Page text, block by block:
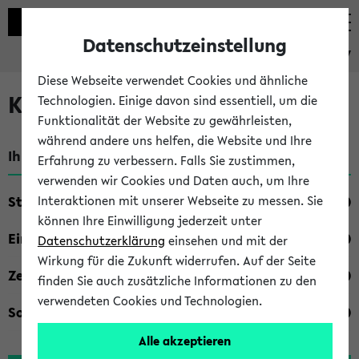
eKVV
Kombisuche im eKVV
Ihre Suchkriterien:
Studienfach
Einrichtung
Zeiten
Sonstiges
Datenschutzeinstellung
Diese Webseite verwendet Cookies und ähnliche
Technologien. Einige davon sind essentiell, um die
Funktionalität der Website zu gewährleisten,
während andere uns helfen, die Website und Ihre
Erfahrung zu verbessern. Falls Sie zustimmen,
verwenden wir Cookies und Daten auch, um Ihre
Interaktionen mit unserer Webseite zu messen. Sie
können Ihre Einwilligung jederzeit unter
Datenschutzerklärung einsehen und mit der
Wirkung für die Zukunft widerrufen. Auf der Seite
finden Sie auch zusätzliche Informationen zu den
verwendeten Cookies und Technologien.
Alle akzeptieren